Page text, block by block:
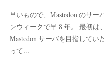
早いもので、Mastodon のサ
ンウィークで早 8 年。 最初は
Mastodon サーバを目指してい
って…